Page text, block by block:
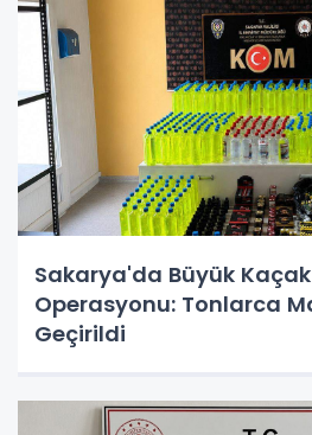
Sakarya'da Büyük
Operasyonu: Tonlarca
Geçirildi